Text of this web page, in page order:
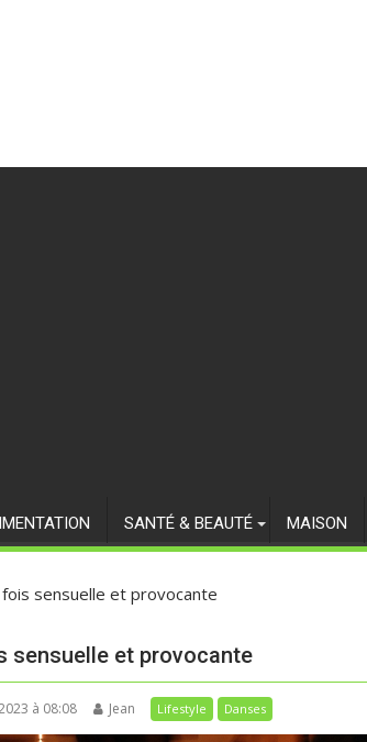
SANTÉ & BEAUTÉ MAISON
sensuelle et provocante
sensuelle et provocante
à 08:08 Jean Lifestyle Danses